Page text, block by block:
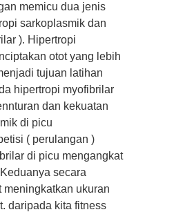
memicu dua jenis
sarkoplasmik dan
). Hipertropi
otot yang lebih
tujuan latihan
hipertropi myofibrilar
dan kekuatan
di picu
( perulangan )
di picu mengangkat
secara
meningkatkan ukuran
daripada kita fitness